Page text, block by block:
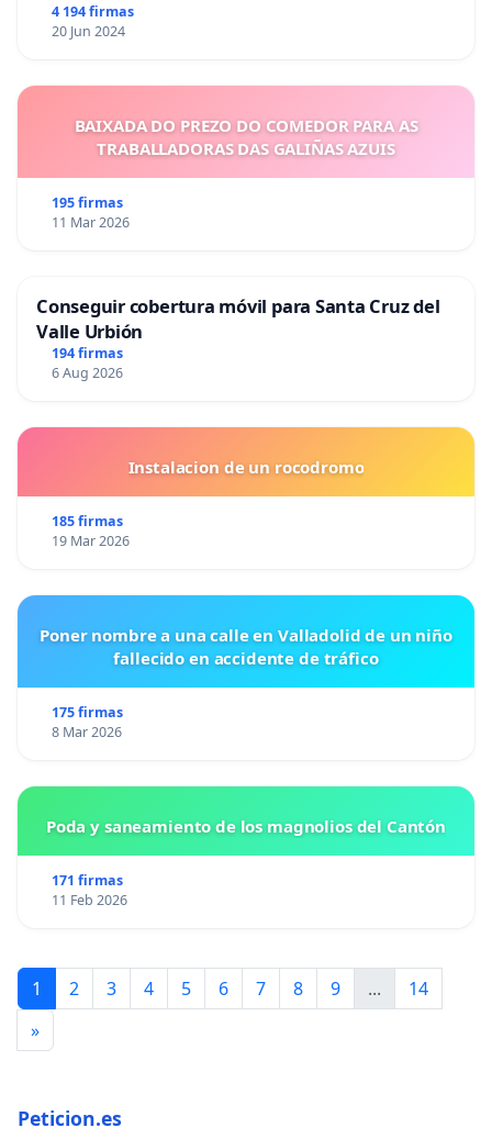
4 194 firmas
20 Jun 2024
BAIXADA DO PREZO DO COMEDOR PARA AS
TRABALLADORAS DAS GALIÑAS AZUIS
195 firmas
11 Mar 2026
Conseguir cobertura móvil para Santa Cruz del
Valle Urbión
194 firmas
6 Aug 2026
Instalacion de un rocodromo
185 firmas
19 Mar 2026
Poner nombre a una calle en Valladolid de un niño
fallecido en accidente de tráfico
175 firmas
8 Mar 2026
Poda y saneamiento de los magnolios del Cantón
171 firmas
11 Feb 2026
1 2 3 4 5 6 7 8 9 ...
14
»
Peticion.es